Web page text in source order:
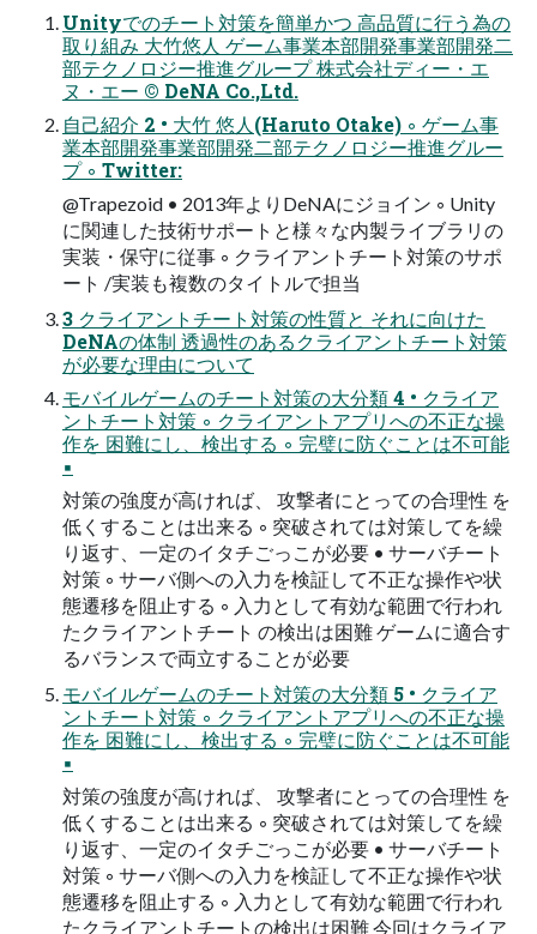
Unityでのチート対策を簡単かつ 高品質に行う為の
取り組み 大竹悠人 ゲーム事業本部開発事業部開発二
部テクノロジー推進グループ 株式会社ディー・エ
ヌ・エー © DeNA Co.,Ltd.
自己紹介 2 • 大竹 悠人(Haruto Otake) ◦ ゲーム事
業本部開発事業部開発二部テクノロジー推進グルー
プ ◦ Twitter:
@Trapezoid • 2013年よりDeNAにジョイン ◦ Unity
に関連した技術サポートと様々な内製ライブラリの
実装・保守に従事 ◦ クライアントチート対策のサポ
ート /実装も複数のタイトルで担当
3 クライアントチート対策の性質と それに向けた
DeNAの体制 透過性のあるクライアントチート対策
が必要な理由について
モバイルゲームのチート対策の大分類 4 • クライア
ントチート対策 ◦ クライアントアプリへの不正な操
作を 困難にし、検出する ◦ 完璧に防ぐことは不可能
▪
対策の強度が高ければ、 攻撃者にとっての合理性 を
低くすることは出来る ◦ 突破されては対策してを繰
り返す、一定のイタチごっこが必要 • サーバチート
対策 ◦ サーバ側への入力を検証して不正な操作や状
態遷移を阻止する ◦ 入力として有効な範囲で行われ
たクライアントチート の検出は困難 ゲームに適合す
るバランスで両立することが必要
モバイルゲームのチート対策の大分類 5 • クライア
ントチート対策 ◦ クライアントアプリへの不正な操
作を 困難にし、検出する ◦ 完璧に防ぐことは不可能
▪
対策の強度が高ければ、 攻撃者にとっての合理性 を
低くすることは出来る ◦ 突破されては対策してを繰
り返す、一定のイタチごっこが必要 • サーバチート
対策 ◦ サーバ側への入力を検証して不正な操作や状
態遷移を阻止する ◦ 入力として有効な範囲で行われ
たクライアントチートの検出は困難 今回はクライア